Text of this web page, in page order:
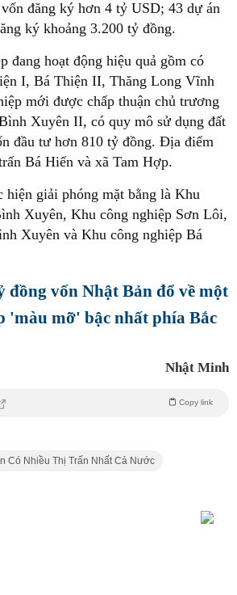
đăng ký hơn 4 tỷ USD; 43 dự án
ký khoảng 3.200 tỷ đồng.
đang hoạt động hiệu quả gồm có
I, Bá Thiện II, Thăng Long Vĩnh
mới được chấp thuận chủ trương
Xuyên II, có quy mô sử dụng đất
đầu tư hơn 810 tỷ đồng. Địa điểm
Bá Hiến và xã Tam Hợp.
hiện giải phóng mặt bằng là Khu
Xuyên, Khu công nghiệp Sơn Lôi,
Xuyên và Khu công nghiệp Bá
đồng vốn Nhật Bản đổ về một
'màu mỡ' bậc nhất phía Bắc
Nhật Minh
Copy link
Có Nhiều Thị Trấn Nhất Cả Nước